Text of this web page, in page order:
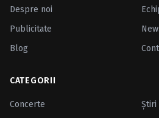
Despre noi
Publicitate
Blog
CATEGORII
Concerte
Ştiri